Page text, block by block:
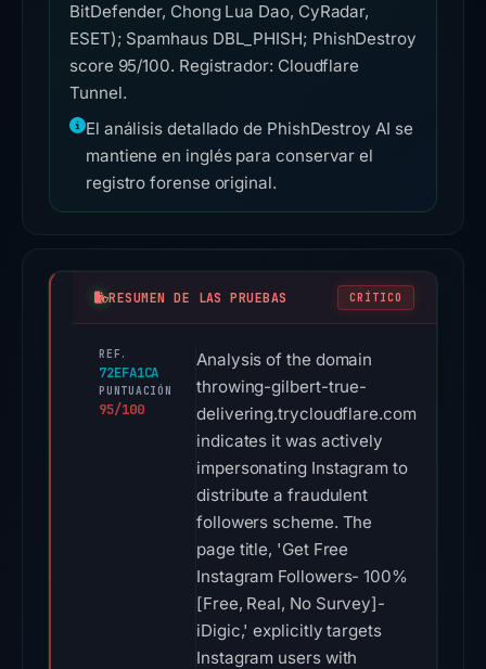
BitDefender, Chong Lua Dao, CyRadar,
ESET); Spamhaus DBL_PHISH; PhishDestroy
score 95/100. Registrador: Cloudflare
Tunnel.
El análisis detallado de PhishDestroy AI se
mantiene en inglés para conservar el
registro forense original.
RESUMEN DE LAS PRUEBAS CRÍTICO
REF.
72EFA1CA
PUNTUACIÓN
95/100
Analysis of the domain
throwing-gilbert-true-
delivering.trycloudflare.com
indicates it was actively
impersonating Instagram to
distribute a fraudulent
followers scheme. The
page title, 'Get Free
Instagram Followers- 100%
[Free, Real, No Survey]-
iDigic,' explicitly targets
Instagram users with